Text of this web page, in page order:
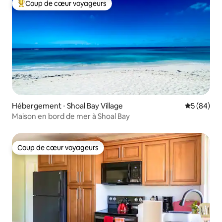
Coups de cœur voyageurs les plus appréciés
Coup de cœur voyageurs
Hébergement ⋅ Shoal Bay Village
5 (84)
Maison en bord de mer à Shoal Bay
Coup de cœur voyageurs
Coup de cœur voyageurs